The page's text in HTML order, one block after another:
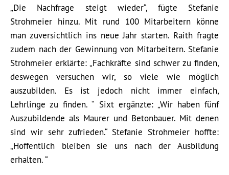
„Die Nachfrage steigt wieder“, fügte Stefanie
Strohmeier hinzu. Mit rund 100 Mitarbeitern könne
man zuversichtlich ins neue Jahr starten. Raith fragte
zudem nach der Gewinnung von Mitarbeitern. Stefanie
Strohmeier erklärte: „Fachkräfte sind schwer zu finden,
deswegen versuchen wir, so viele wie möglich
auszubilden. Es ist jedoch nicht immer einfach,
Lehrlinge zu finden. “ Sixt ergänzte: „Wir haben fünf
Auszubildende als Maurer und Betonbauer. Mit denen
sind wir sehr zufrieden.“ Stefanie Strohmeier hoffte:
„Hoffentlich bleiben sie uns nach der Ausbildung
erhalten. “